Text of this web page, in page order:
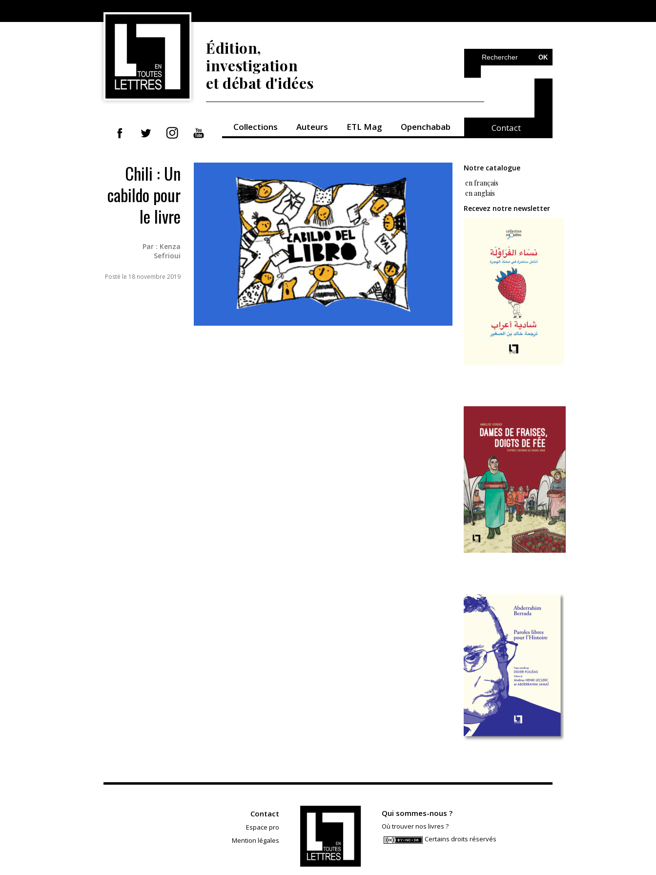
Édition,
investigation
et débat d'idées
Collections Auteurs ETL Mag Openchabab Contact
Chili : Un
cabildo pour
le livre
Par : Kenza
Sefrioui
Posté le 18 novembre 2019
Notre catalogue
en français
en anglais
Recevez notre newsletter
Contact
Espace pro
Mention légales
Qui sommes-nous ?
Où trouver nos livres ?
Certains droits réservés